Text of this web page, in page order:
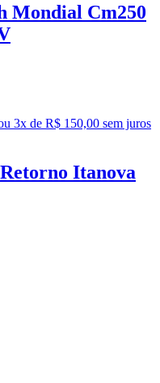
Mondial Cm250
3x de R$ 150,00 sem juros
Itanova